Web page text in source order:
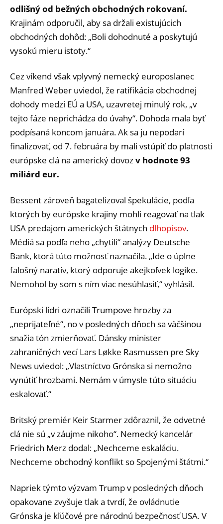
odlišný od bežných obchodných rokovaní.
Krajinám odporučil, aby sa držali existujúcich
obchodných dohôd: „Boli dohodnuté a poskytujú
vysokú mieru istoty.“
Cez víkend však vplyvný nemecký europoslanec
Manfred Weber uviedol, že ratifikácia obchodnej
dohody medzi EÚ a USA, uzavretej minulý rok, „v
tejto fáze neprichádza do úvahy“. Dohoda mala byť
podpísaná koncom januára. Ak sa ju nepodarí
finalizovať, od 7. februára by mali vstúpiť do platnosti
európske clá na americký dovozv hodnote 93
miliárd eur.
Bessent zároveň bagatelizoval špekulácie, podľa
ktorých by európske krajiny mohli reagovať na tlak
USA predajom amerických štátnych dlhopisov.
Médiá sa podľa neho „chytili“ analýzy Deutsche
Bank, ktorá túto možnosť naznačila. „Ide o úplne
falošný naratív, ktorý odporuje akejkoľvek logike.
Nemohol by som s ním viac nesúhlasiť,“ vyhlásil.
Európski lídri označili Trumpove hrozby za
„neprijateľné“, no v posledných dňoch sa väčšinou
snažia tón zmierňovať. Dánsky minister
zahraničných vecí Lars Løkke Rasmussen pre Sky
News uviedol: „Vlastníctvo Grónska si nemožno
vynútiť hrozbami. Nemám v úmysle túto situáciu
eskalovať.“
Britský premiér Keir Starmer zdôraznil, že odvetné
clá nie sú „v záujme nikoho“. Nemecký kancelár
Friedrich Merz dodal: „Nechceme eskaláciu.
Nechceme obchodný konflikt so Spojenými štátmi.“
Napriek týmto výzvam Trump v posledných dňoch
opakovane zvyšuje tlak a tvrdí, že ovládnutie
Grónska je kľúčové pre národnú bezpečnosť USA. V